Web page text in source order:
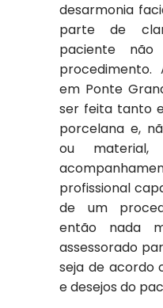
desarmonia
parte de
paciente
em Ponte
ser feita tanto
porcelana e,
ou
profissional
de um
então nada
assessorado
seja de acordo
e desejos do